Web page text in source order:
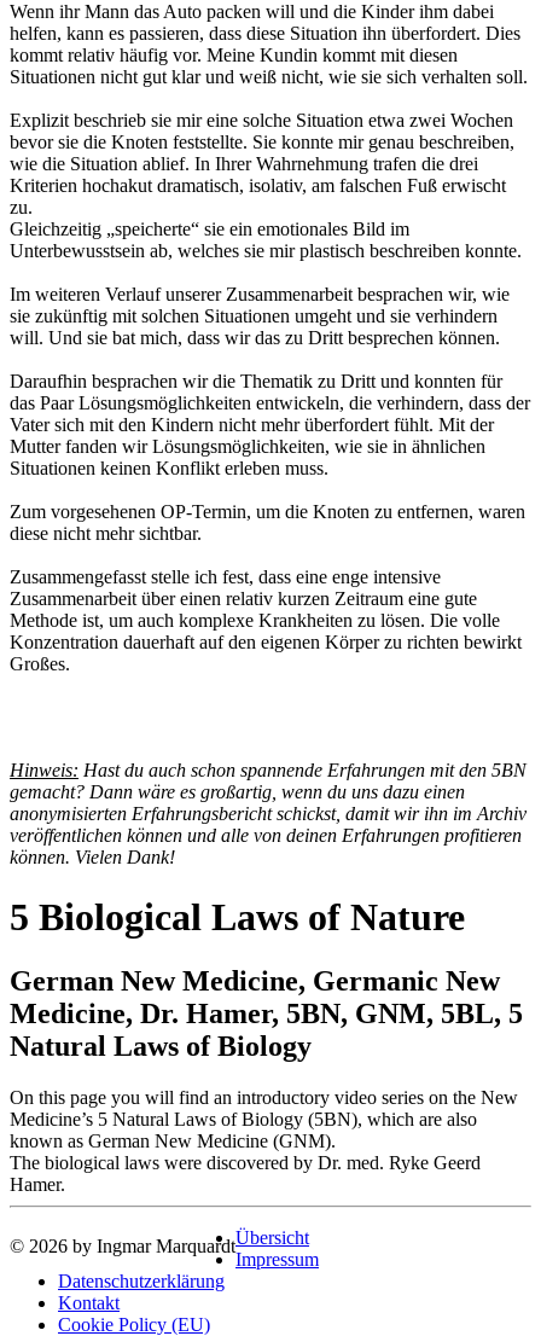
Wenn ihr Mann das Auto packen will und die Kinder ihm dabei
helfen, kann es passieren, dass diese Situation ihn überfordert. Dies
kommt relativ häufig vor. Meine Kundin kommt mit diesen
Situationen nicht gut klar und weiß nicht, wie sie sich verhalten soll.
Explizit beschrieb sie mir eine solche Situation etwa zwei Wochen
bevor sie die Knoten feststellte. Sie konnte mir genau beschreiben,
wie die Situation ablief. In Ihrer Wahrnehmung trafen die drei
Kriterien hochakut dramatisch, isolativ, am falschen Fuß erwischt
zu.
Gleichzeitig „speicherte“ sie ein emotionales Bild im
Unterbewusstsein ab, welches sie mir plastisch beschreiben konnte.
Im weiteren Verlauf unserer Zusammenarbeit besprachen wir, wie
sie zukünftig mit solchen Situationen umgeht und sie verhindern
will. Und sie bat mich, dass wir das zu Dritt besprechen können.
Daraufhin besprachen wir die Thematik zu Dritt und konnten für
das Paar Lösungsmöglichkeiten entwickeln, die verhindern, dass der
Vater sich mit den Kindern nicht mehr überfordert fühlt. Mit der
Mutter fanden wir Lösungsmöglichkeiten, wie sie in ähnlichen
Situationen keinen Konflikt erleben muss.
Zum vorgesehenen OP-Termin, um die Knoten zu entfernen, waren
diese nicht mehr sichtbar.
Zusammengefasst stelle ich fest, dass eine enge intensive
Zusammenarbeit über einen relativ kurzen Zeitraum eine gute
Methode ist, um auch komplexe Krankheiten zu lösen. Die volle
Konzentration dauerhaft auf den eigenen Körper zu richten bewirkt
Großes.
Hinweis: Hast du auch schon spannende Erfahrungen mit den 5BN
gemacht? Dann wäre es großartig, wenn du uns dazu einen
anonymisierten Erfahrungsbericht schickst, damit wir ihn im Archiv
veröffentlichen können und alle von deinen Erfahrungen profitieren
können. Vielen Dank!
5 Biological Laws of Nature
German New Medicine, Germanic New
Medicine, Dr. Hamer, 5BN, GNM, 5BL, 5
Natural Laws of Biology
On this page you will find an introductory video series on the New
Medicine’s 5 Natural Laws of Biology (5BN), which are also
known as German New Medicine (GNM).
The biological laws were discovered by Dr. med. Ryke Geerd
Hamer.
© 2026 by Ingmar MarquardtÜbersicht
Impressum
Datenschutzerklärung
Kontakt
Cookie Policy (EU)